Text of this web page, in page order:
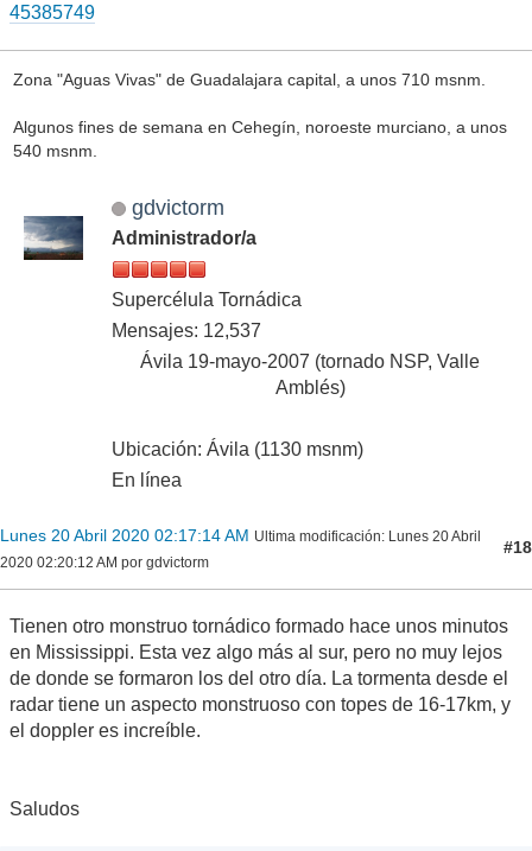
45385749
Zona "Aguas Vivas" de Guadalajara capital, a unos 710 msnm.
Algunos fines de semana en Cehegín, noroeste murciano, a unos
540 msnm.
gdvictorm
Administrador/a
Supercélula Tornádica
Mensajes: 12,537
Ávila 19-mayo-2007 (tornado NSP, Valle
Amblés)
Ubicación: Ávila (1130 msnm)
En línea
Lunes 20 Abril 2020 02:17:14 AM Ultima modificación: Lunes 20 Abril
2020 02:20:12 AM por gdvictorm
#18
Tienen otro monstruo tornádico formado hace unos minutos
en Mississippi. Esta vez algo más al sur, pero no muy lejos
de donde se formaron los del otro día. La tormenta desde el
radar tiene un aspecto monstruoso con topes de 16-17km, y
el doppler es increíble.
Saludos